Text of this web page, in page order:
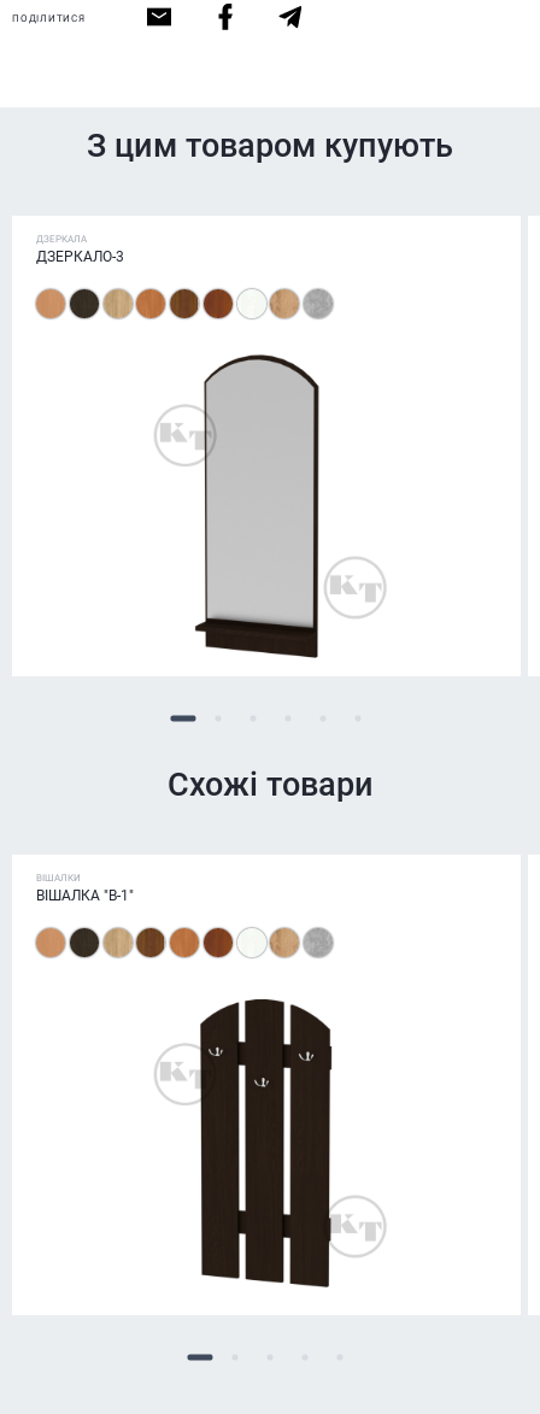
ПОДІЛИТИСЯ
З цим товаром купують
ДЗЕРКАЛА
ДЗЕРКАЛО-3
Схожі товари
ВІШАЛКИ
ВІШАЛКА "В-1"